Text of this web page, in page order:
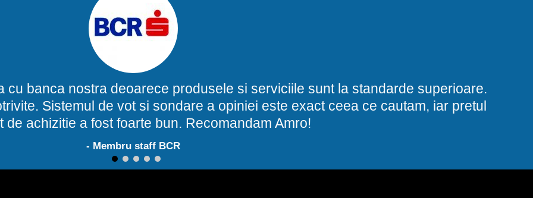
cu banca nostra deoarece produsele si serviciile sunt la standarde superioare.
Sistemul de vot si sondare a opiniei este exact ceea ce cautam, iar pretul
de achizitie a fost foarte bun. Recomandam Amro!
- Membru staff BCR
1 2 3 4 5